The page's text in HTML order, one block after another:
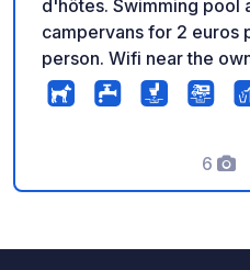
d'hôtes. Swimming pool
campervans for 2 euros
person. Wifi near the
6
Foto